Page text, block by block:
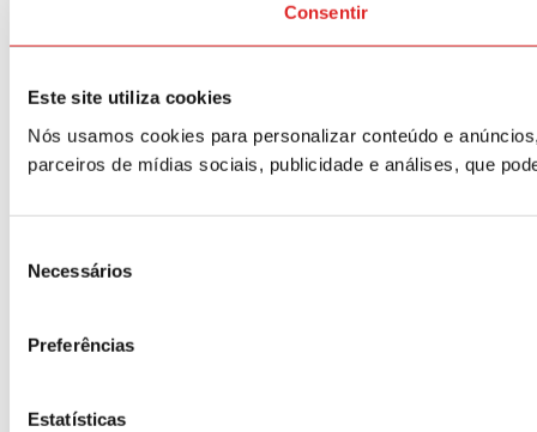
Consentir
Este site utiliza cookies
Nós usamos cookies para personalizar conteúdo e
parceiros de mídias sociais, publicidade e análises, que
Necessários
Preferências
Estatísticas